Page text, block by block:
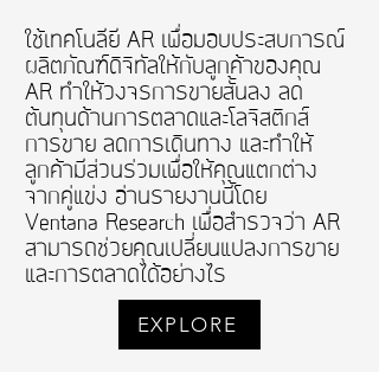
ใช้เทคโนลียี AR เพื่อมอบประสบการณ์
ผลิตภัณฑ์ดิจิทัลให้กับลูกค้าของคุณ
AR ทำให้วงจรการขายสั้นลง ลด
ต้นทุนด้านการตลาดและโลจิสติกส์
การขาย ลดการเดินทาง และทำให้
ลูกค้ามีส่วนร่วมเพื่อให้คุณแตกต่าง
จากคู่แข่ง อ่านรายงานนี้โดย
Ventana Research เพื่อสำรวจว่า AR
สามารถช่วยคุณเปลี่ยนแปลงการขาย
และการตลาดได้อย่างไร
EXPLORE